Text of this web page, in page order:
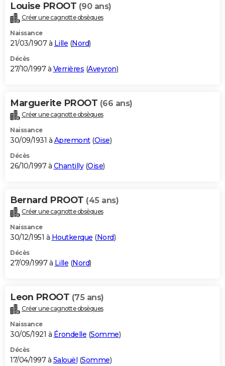
Louise PROOT (90 ans)
Créer une cagnotte obsèques
Naissance
21/03/1907 à Lille (Nord)
Décès
27/10/1997 à Verrières (Aveyron)
Marguerite PROOT (66 ans)
Créer une cagnotte obsèques
Naissance
30/09/1931 à Apremont(Oise)
Décès
26/10/1997 à Chantilly(Oise)
Bernard PROOT (45 ans)
Créer une cagnotte obsèques
Naissance
30/12/1951 à Houtkerque (Nord)
Décès
27/09/1997 à Lille (Nord)
Leon PROOT (75 ans)
Créer une cagnotte obsèques
Naissance
30/05/1921 à Érondelle (Somme)
Décès
17/04/1997 à Salouël (Somme)